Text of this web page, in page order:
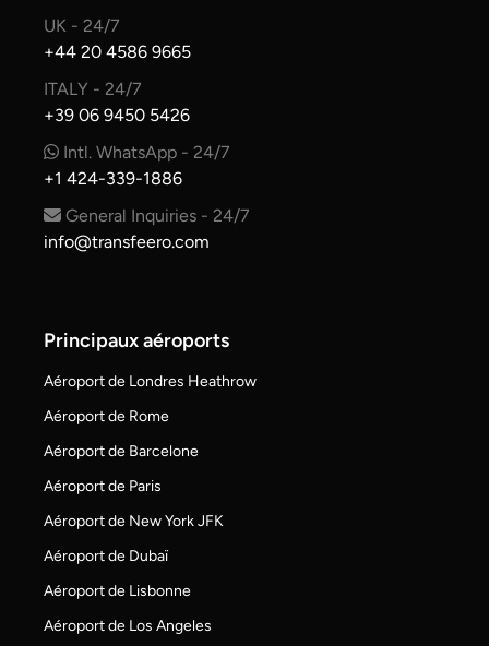
UK - 24/7
+44 20 4586 9665
ITALY - 24/7
+39 06 9450 5426
Intl. WhatsApp - 24/7
+1 424-339-1886
General Inquiries - 24/7
info@transfeero.com
Principaux aéroports
Aéroport de Londres Heathrow
Aéroport de Rome
Aéroport de Barcelone
Aéroport de Paris
Aéroport de New York JFK
Aéroport de Dubaï
Aéroport de Lisbonne
Aéroport de Los Angeles